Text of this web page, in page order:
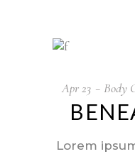
Apr 23 Body
Lorem